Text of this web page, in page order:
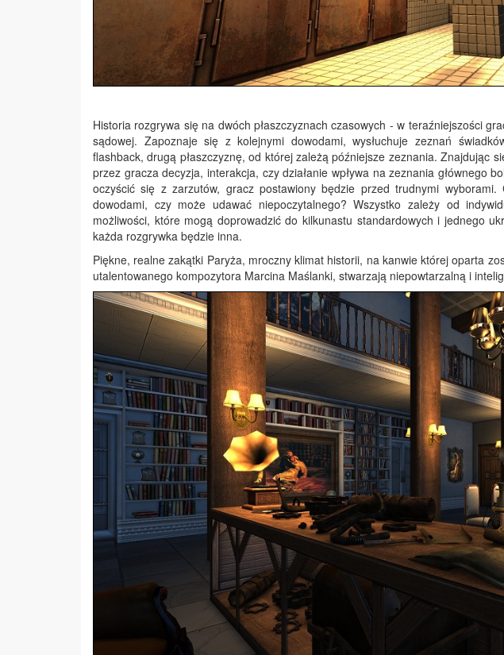
Historia rozgrywa się na dwóch płaszczyznach czasowych - w teraźniejszości
sądowej. Zapoznaje się z kolejnymi dowodami, wysłuchuje zeznań
flashback, drugą płaszczyznę, od której zależą późniejsze zeznania. Znajdując
przez gracza decyzja, interakcja, czy działanie wpływa na zeznania głównego
oczyścić się z zarzutów, gracz postawiony będzie przed trudnymi wyborami.
dowodami, czy może udawać niepoczytalnego? Wszystko zależy od
możliwości, które mogą doprowadzić do kilkunastu standardowych i jednego
każda rozgrywka będzie inna.
Piękne, realne zakątki Paryża, mroczny klimat historii, na kanwie której oparta
utalentowanego kompozytora Marcina Maślanki, stwarzają niepowtarzalną i